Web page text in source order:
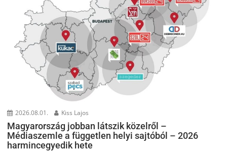
2026.08.01. Kiss Lajos
Magyarország jobban látszik közelről –
Médiaszemle a független helyi sajtóból – 2026
harmincegyedik hete